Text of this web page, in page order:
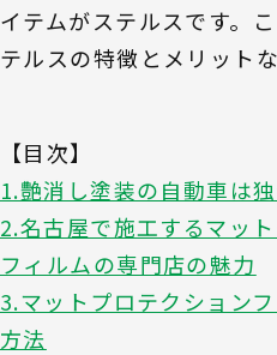
イテムがステルスです。
テルスの特徴とメリット
【目次】
1.艶消し塗装の自動車は
2.名古屋で施工するマッ
フィルムの専門店の魅力
3.マットプロテクション
方法